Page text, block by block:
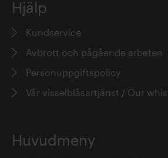
Hjälp
Kundservice
Avbrott och pågående arbeten
Personuppgiftspolicy
Vår visselblåsartjänst / Our
Huvudmeny